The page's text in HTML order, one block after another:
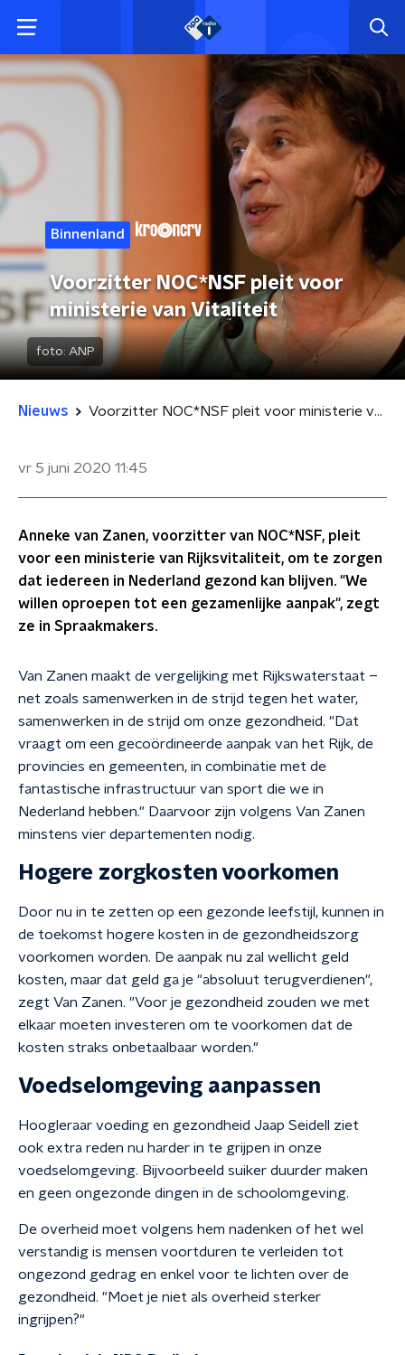
Binnenland
Voorzitter NOC*NSF pleit voor
ministerie van Vitaliteit
foto: ANP
Nieuws Voorzitter NOC*NSF pleit voor ministerie van Vitaliteit
vr 5 juni 2020 11:45
Anneke van Zanen, voorzitter van NOC*NSF, pleit
voor een ministerie van Rijksvitaliteit, om te zorgen
dat iedereen in Nederland gezond kan blijven. "We
willen oproepen tot een gezamenlijke aanpak", zegt
ze in Spraakmakers.
Van Zanen maakt de vergelijking met Rijkswaterstaat –
net zoals samenwerken in de strijd tegen het water,
samenwerken in de strijd om onze gezondheid. "Dat
vraagt om een gecoördineerde aanpak van het Rijk, de
provincies en gemeenten, in combinatie met de
fantastische infrastructuur van sport die we in
Nederland hebben." Daarvoor zijn volgens Van Zanen
minstens vier departementen nodig.
Hogere zorgkosten voorkomen
Door nu in te zetten op een gezonde leefstijl, kunnen in
de toekomst hogere kosten in de gezondheidszorg
voorkomen worden. De aanpak nu zal wellicht geld
kosten, maar dat geld ga je "absoluut terugverdienen",
zegt Van Zanen. "Voor je gezondheid zouden we met
elkaar moeten investeren om te voorkomen dat de
kosten straks onbetaalbaar worden."
Voedselomgeving aanpassen
Hoogleraar voeding en gezondheid Jaap Seidell ziet
ook extra reden nu harder in te grijpen in onze
voedselomgeving. Bijvoorbeeld suiker duurder maken
en geen ongezonde dingen in de schoolomgeving.
De overheid moet volgens hem nadenken of het wel
verstandig is mensen voortduren te verleiden tot
ongezond gedrag en enkel voor te lichten over de
gezondheid. "Moet je niet als overheid sterker
ingrijpen?"